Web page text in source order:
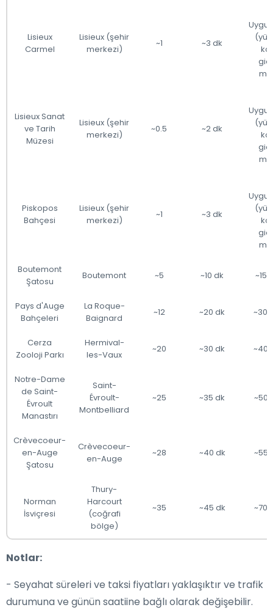
Lisieux
Carmel
Lisieux (şehir
merkezi)
~1 ~3 dk
Lisieux Sanat
ve Tarih
Müzesi
Lisieux (şehir
merkezi)
~0.5 ~2 dk
Piskopos
Bahçesi
Lisieux (şehir
merkezi)
~1 ~3 dk
Boutemont
Şatosu
Boutemont ~5 ~10 dk
Pays d'Auge
Bahçeleri
La Roque-
Baignard
~12 ~20 dk
Cerza
Zooloji Parkı
Hermival-
les-Vaux
~20 ~30 dk
Notre-Dame
de Saint-
Évroult
Manastırı
Saint-
Évroult-
Montbelliard
~25 ~35 dk
Crèvecoeur-
en-Auge
Şatosu
Crèvecoeur-
en-Auge
~28 ~40 dk
Norman
İsviçresi
Thury-
Harcourt
(coğrafi
bölge)
~35 ~45 dk
Notlar:
- Seyahat süreleri ve taksi fiyatları yaklaşıktır ve trafik
durumuna ve günün saatiine bağlı olarak değişebilir.